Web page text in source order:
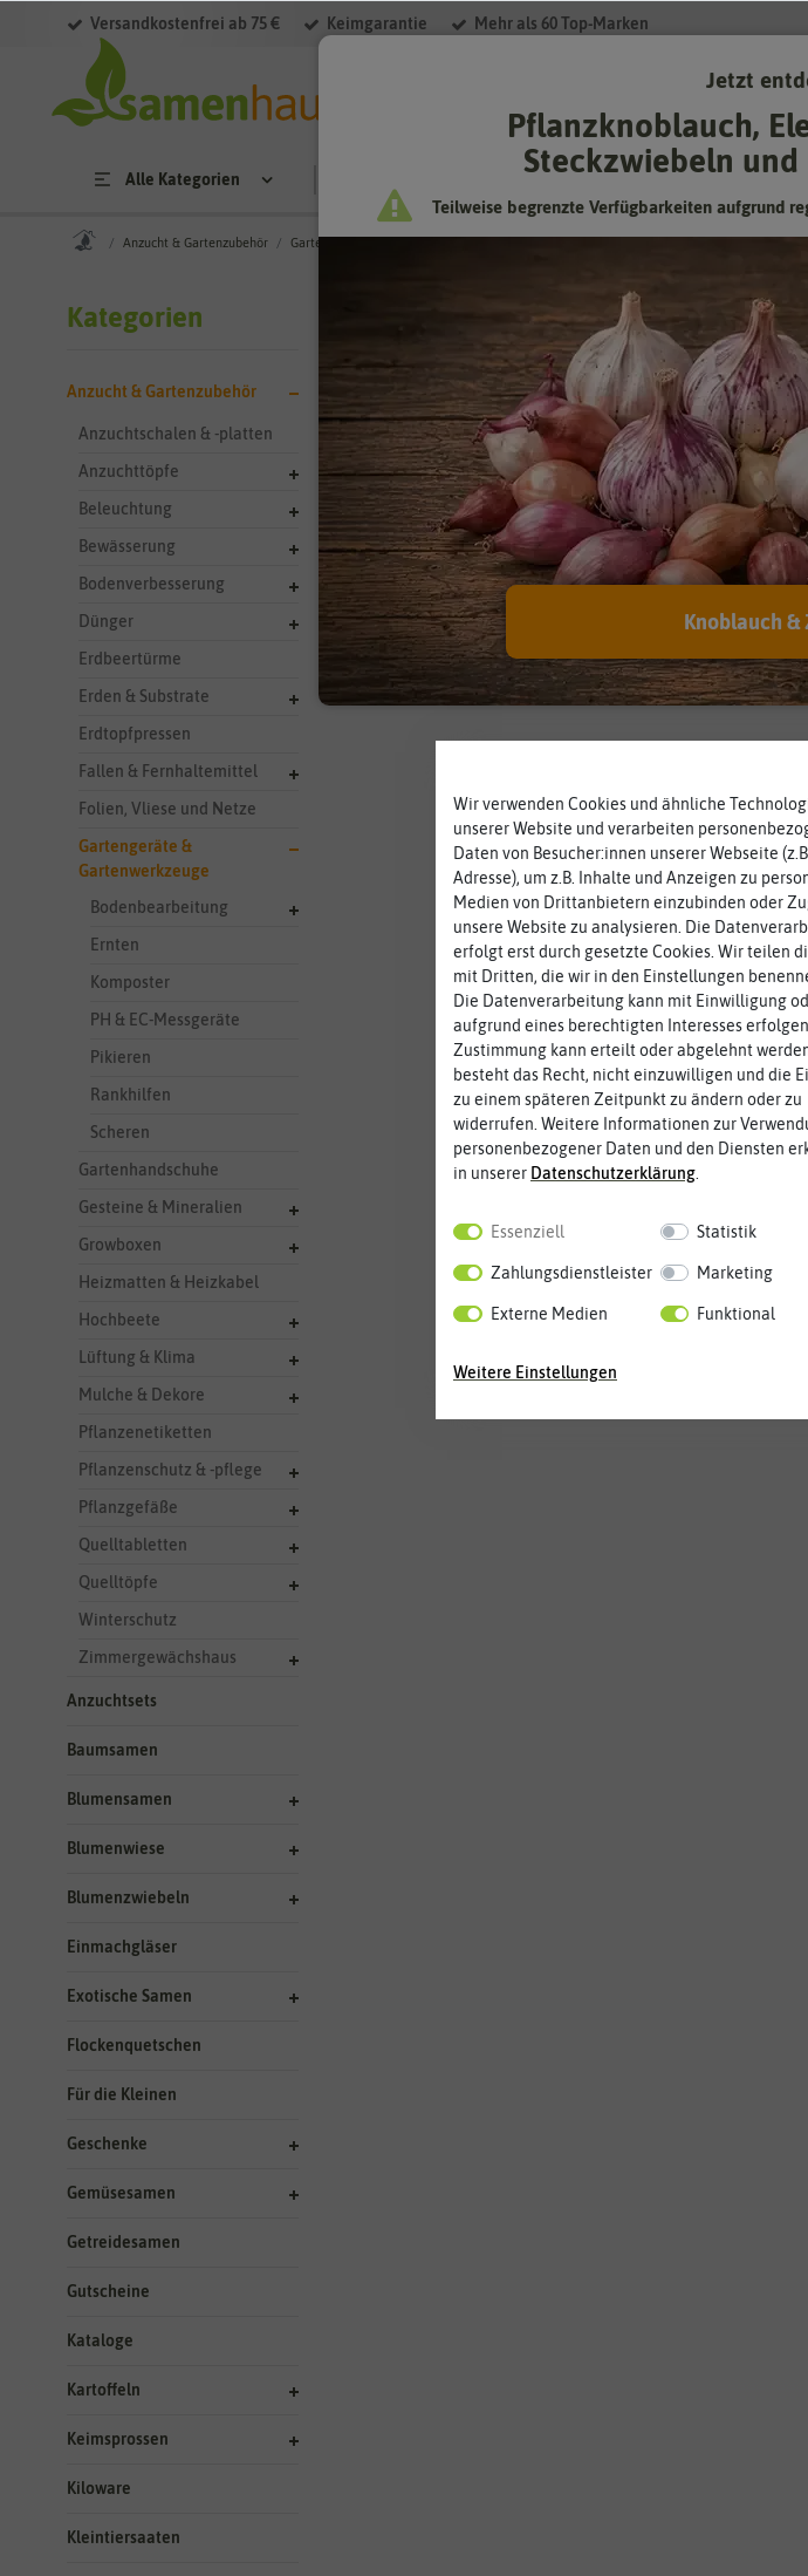
Versandkostenfrei ab 75 € Keimgarantie Mehr als 60 Top-Marken
Alle Kategorien
Anzucht & Gartenzubehör Gartengeräte & Gartenwerkzeuge
Kategorien
Anzucht & Gartenzubehör
Anzuchtschalen & -platten
Anzuchttöpfe
Beleuchtung
Bewässerung
Bodenverbesserung
Dünger
Erdbeertürme
Erden & Substrate
Erdtopfpressen
Fallen & Fernhaltemittel
Folien, Vliese und Netze
Gartengeräte &
Gartenwerkzeuge
Bodenbearbeitung
Ernten
Komposter
PH & EC-Messgeräte
Pikieren
Rankhilfen
Scheren
Gartenhandschuhe
Gesteine & Mineralien
Growboxen
Heizmatten & Heizkabel
Hochbeete
Lüftung & Klima
Mulche & Dekore
Pflanzenetiketten
Pflanzenschutz & -pflege
Pflanzgefäße
Quelltabletten
Quelltöpfe
Winterschutz
Zimmergewächshaus
Anzuchtsets
Baumsamen
Blumensamen
Blumenwiese
Blumenzwiebeln
Einmachgläser
Exotische Samen
Flockenquetschen
Für die Kleinen
Geschenke
Gemüsesamen
Getreidesamen
Gutscheine
Kataloge
Kartoffeln
Keimsprossen
Kiloware
Kleintiersaaten
Anzucht & Gartenzubehör -
0 Ergebnissegefunden in Kehren & Reinigen
Filter
Wir verwenden Cookies und ähnliche
unserer Website und verarbeiten
Daten von Besucher:innen unserer Webseite
Adresse), um z.B. Inhalte und Anzeigen zu
Medien von Drittanbietern einzubinden oder
unsere Website zu analysieren. Die
erfolgt erst durch gesetzte Cookies. Wir teilen
mit Dritten, die wir in den Einstellungen
Die Datenverarbeitung kann mit Einwilligung
aufgrund eines berechtigten Interesses
Zustimmung kann erteilt oder abgelehnt
besteht das Recht, nicht einzuwilligen und die
zu einem späteren Zeitpunkt zu ändern oder zu
widerrufen. Weitere Informationen zur
personenbezogener Daten und den Diensten
in unserer Daten­schutz­erklärung
Essenziell Statistik
Zahlungsdienstleister Marketing
Externe Medien Funktional
Weitere Einstellungen
Jetzt
Pflanzknoblauch,
Steckzwiebeln
Teilweise begrenzte Verfügbarkeiten aufgrund
Knoblauch &